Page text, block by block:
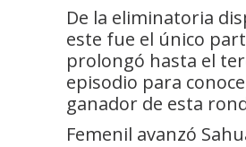
De la eliminatoria
este fue el único
prolongó hasta el
episodio para
ganador de esta
Femenil avanzó